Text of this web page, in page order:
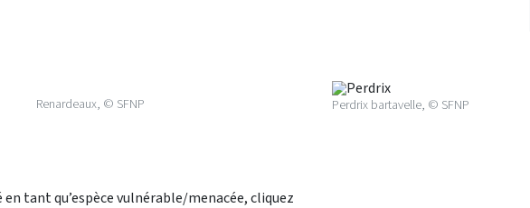
Renardeaux, © SFNP
tant qu’espèce vulnérable/menacée, cliquez
Perdrix bartavelle, © SFNP